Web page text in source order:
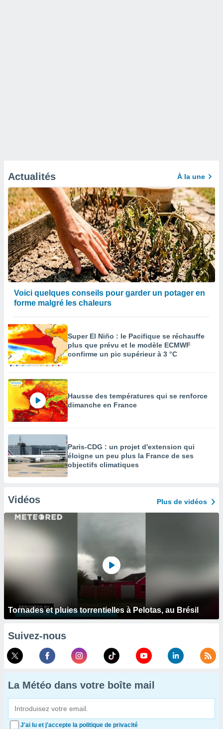
Actualités À la une
Voici quelques conseils pour garder un potager en
forme malgré les chaleurs
Super El Niño : le Pacifique se réchauffe
plus que prévu et le modèle ECMWF
confirme un pic supérieur à 3 °C
Hausse des températures qui se renforce
dimanche en France
Paris-CDG : un projet d'extension qui
éloigne un peu plus la France de ses
objectifs climatiques
Vidéos Plus de vidéos
Tornades et pluies torrentielles à Pelotas, au Brésil
Suivez-nous
La Météo dans votre boîte mail
J'ai lu et j'accepte la politique de privacité